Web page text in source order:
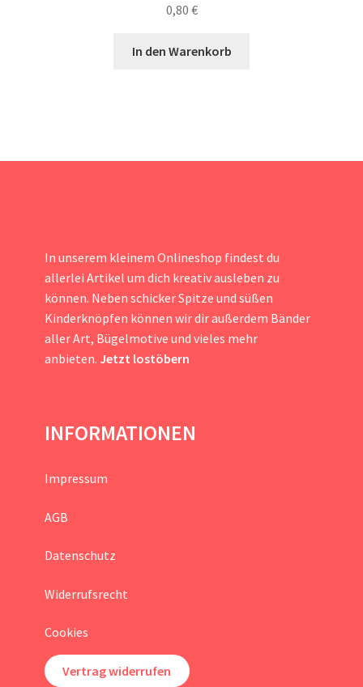
0,80 €
In den Warenkorb
In unserem kleinem Onlineshop findest du
allerlei Artikel um dich kreativ ausleben zu
können. Neben schicker Spitze und süßen
Kinderknöpfen können wir dir außerdem Bänder
aller Art, Bügelmotive und vieles mehr
anbieten. Jetzt lostöbern
INFORMATIONEN
Impressum
AGB
Datenschutz
Widerrufsrecht
Cookies
Vertrag widerrufen